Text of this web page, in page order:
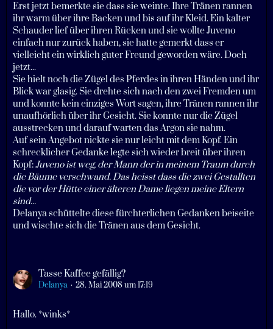
Erst jetzt bemerkte sie dass sie weinte. Ihre Tränen rannen
ihr warm über ihre Backen und bis auf ihr Kleid. Ein kalter
Schauder lief über ihren Rücken und sie wollte Juveno
einfach nur zurück haben, sie hatte gemerkt dass er
vielleicht ein wirklich guter Freund geworden wäre. Doch
jetzt...
Sie hielt noch die Zügel des Pferdes in ihren Händen und ihr
Blick war glasig. Sie drehte sich nach den zwei Fremden um
und konnte kein einziges Wort sagen, ihre Tränen rannen ihr
unaufhörlich über ihr Gesicht. Sie konnte nur die Zügel
ausstrecken und darauf warten das Argon sie nahm.
Auf sein Angebot nickte sie nur leicht mit dem Kopf. Ein
schrecklicher Gedanke legte sich wieder breit über ihren
Kopf:Juveno ist weg, der Mann der in meinem Traum durch
die Bäume verschwand. Das heisst dass die zwei Gestallten
die vor der Hütte einer älteren Dame liegen meine Eltern
sind...
Delanya schüttelte diese fürchterlichen Gedanken beiseite
und wischte sich die Tränen aus dem Gesicht.
Tasse Kaffee gefällig?
Delanya 28. Mai 2008 um 17:19
Hallo. *winks*